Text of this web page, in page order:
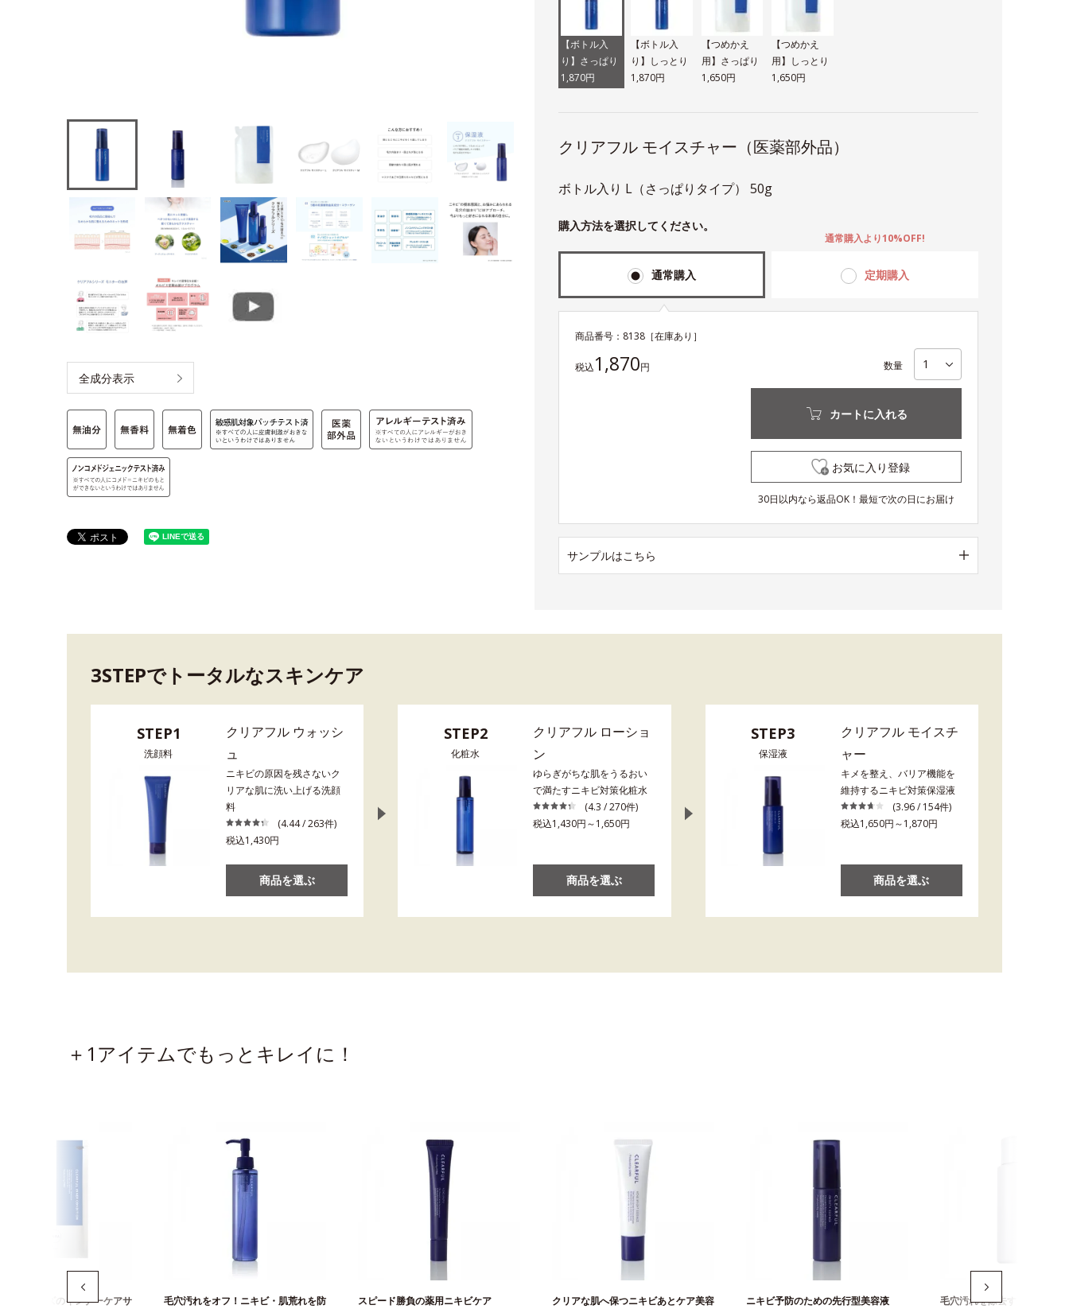
全成分表示
【ボトル入
り】さっぱり
1,870円
【ボトル入
り】しっとり
1,870円
【つめかえ
用】さっぱり
1,650円
【つめかえ
用】しっとり
1,650円
クリアフル モイスチャー（医薬部外品）
ボトル入り L（さっぱりタイプ） 50g
購入方法を選択してください。
通常購入 定期購入
通常購入より10%OFF!
商品番号： 8138 ［在庫あり］
税込1,870円 数量
カートに入れる
お気に入り登録
30日以内なら返品OK！最短で次の日にお届け
サンプルはこちら
3STEPでトータルなスキンケア
STEP1
洗顔料
クリアフル ウォッシ
ュ
ニキビの原因を残さないク
リアな肌に洗い上げる洗顔
料
(4.44 / 263件)
税込1,430円
商品を選ぶ
STEP2
化粧水
クリアフル ローショ
ン
ゆらぎがちな肌をうるおい
で満たすニキビ対策化粧水
(4.3 / 270件)
税込1,430円～1,650円
商品を選ぶ
STEP3
保湿液
クリアフル モイスチ
ャー
キメを整え、バリア機能を
維持するニキビ対策保湿液
(3.96 / 154件)
税込1,650円～1,870円
商品を選ぶ
＋1アイテムでもっとキレイに！
ルシリーズのインナーケアサ
毛穴汚れをオフ！ニキビ・肌荒れを防
スピード勝負の薬用ニキビケア
クリアな肌へ保つニキビあとケア美容
ニキビ予防のための先行型美容液
毛穴汚れを除去する酵素洗顔